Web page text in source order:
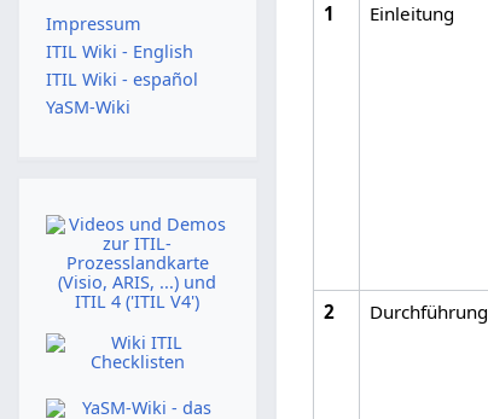
1
Einleitung
2
Durchführung
Impressum
ITIL Wiki - English
ITIL Wiki - español
YaSM-Wiki